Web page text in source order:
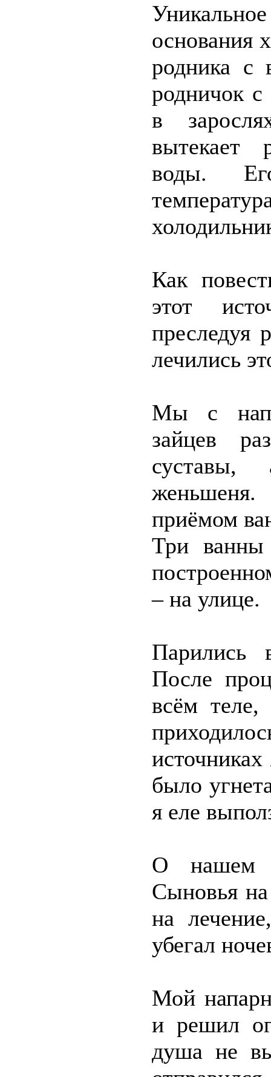
основания
родника с
родничок с
в
вытекает
воды.
Как
этот
преследуя
лечились
Мы с
зайцев
суставы,
приёмом
Три ванны
– на улице.
Парились
После
всём теле,
было
я еле
О нашем
Сыновья на
на
убегал
Мой
и решил
душа не